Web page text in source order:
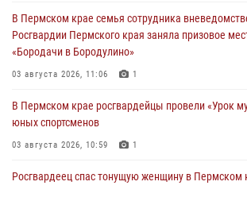
В Пермском крае семья сотрудника
Росгвардии Пермского края заняла призовое
«Бородачи в Бородулино»
03 августа 2026, 11:06 1
В Пермском крае росгвардейцы провели «Урок
юных спортсменов
03 августа 2026, 10:59 1
Росгвардеец спас тонущую женщину в Пермском